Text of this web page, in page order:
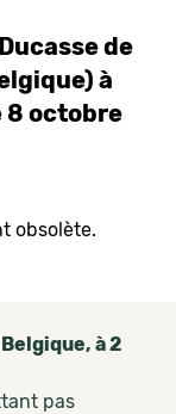
de
à
8 octobre
obsolète.
à 2
pas